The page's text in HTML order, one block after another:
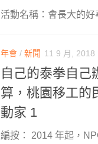
活動名稱：會長大的
年會 / 新聞 11 9 月, 2018
自己的泰拳自己
算，桃園移工的
動家 1
編按： 2014 年起，